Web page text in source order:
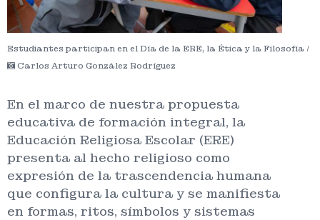
Estudiantes participan en el Día de la ERE, la Ética y la Filosofía /
Carlos Arturo González Rodríguez
En el marco de nuestra propuesta
educativa de formación integral, la
Educación Religiosa Escolar (ERE)
presenta al hecho religioso como
expresión de la trascendencia humana
que configura la cultura y se manifiesta
en formas, ritos, símbolos y sistemas